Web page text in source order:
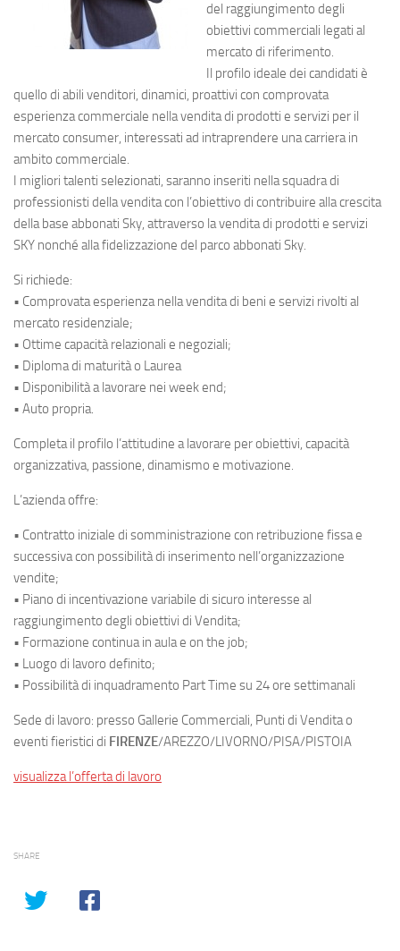
del raggiungimento degli
obiettivi commerciali legati al
mercato di riferimento.
Il profilo ideale dei candidati è
quello di abili venditori, dinamici, proattivi con comprovata
esperienza commerciale nella vendita di prodotti e servizi per il
mercato consumer, interessati ad intraprendere una carriera in
ambito commerciale.
I migliori talenti selezionati, saranno inseriti nella squadra di
professionisti della vendita con l’obiettivo di contribuire alla crescita
della base abbonati Sky, attraverso la vendita di prodotti e servizi
SKY nonché alla fidelizzazione del parco abbonati Sky.
Si richiede:
• Comprovata esperienza nella vendita di beni e servizi rivolti al
mercato residenziale;
• Ottime capacità relazionali e negoziali;
• Diploma di maturità o Laurea
• Disponibilità a lavorare nei week end;
• Auto propria.
Completa il profilo l’attitudine a lavorare per obiettivi, capacità
organizzativa, passione, dinamismo e motivazione.
L’azienda offre:
• Contratto iniziale di somministrazione con retribuzione fissa e
successiva con possibilità di inserimento nell’organizzazione
vendite;
• Piano di incentivazione variabile di sicuro interesse al
raggiungimento degli obiettivi di Vendita;
• Formazione continua in aula e on the job;
• Luogo di lavoro definito;
• Possibilità di inquadramento Part Time su 24 ore settimanali
Sede di lavoro: presso Gallerie Commerciali, Punti di Vendita o
eventi fieristici di FIRENZE/AREZZO/LIVORNO/PISA/PISTOIA
visualizza l’offerta di lavoro
SHARE